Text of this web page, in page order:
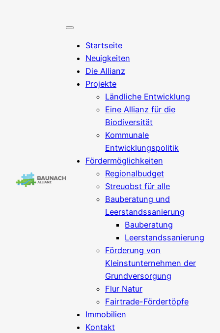
Startseite
Neuigkeiten
Die Allianz
Projekte
Ländliche Entwicklung
Eine Allianz für die
Biodiversität
Kommunale
Entwicklungspolitik
Fördermöglichkeiten
Regionalbudget
Streuobst für alle
Bauberatung und
Leerstandssanierung
Bauberatung
Leerstandssanierung
Förderung von
Kleinstunternehmen der
Grundversorgung
Flur Natur
Fairtrade-Fördertöpfe
Immobilien
Kontakt